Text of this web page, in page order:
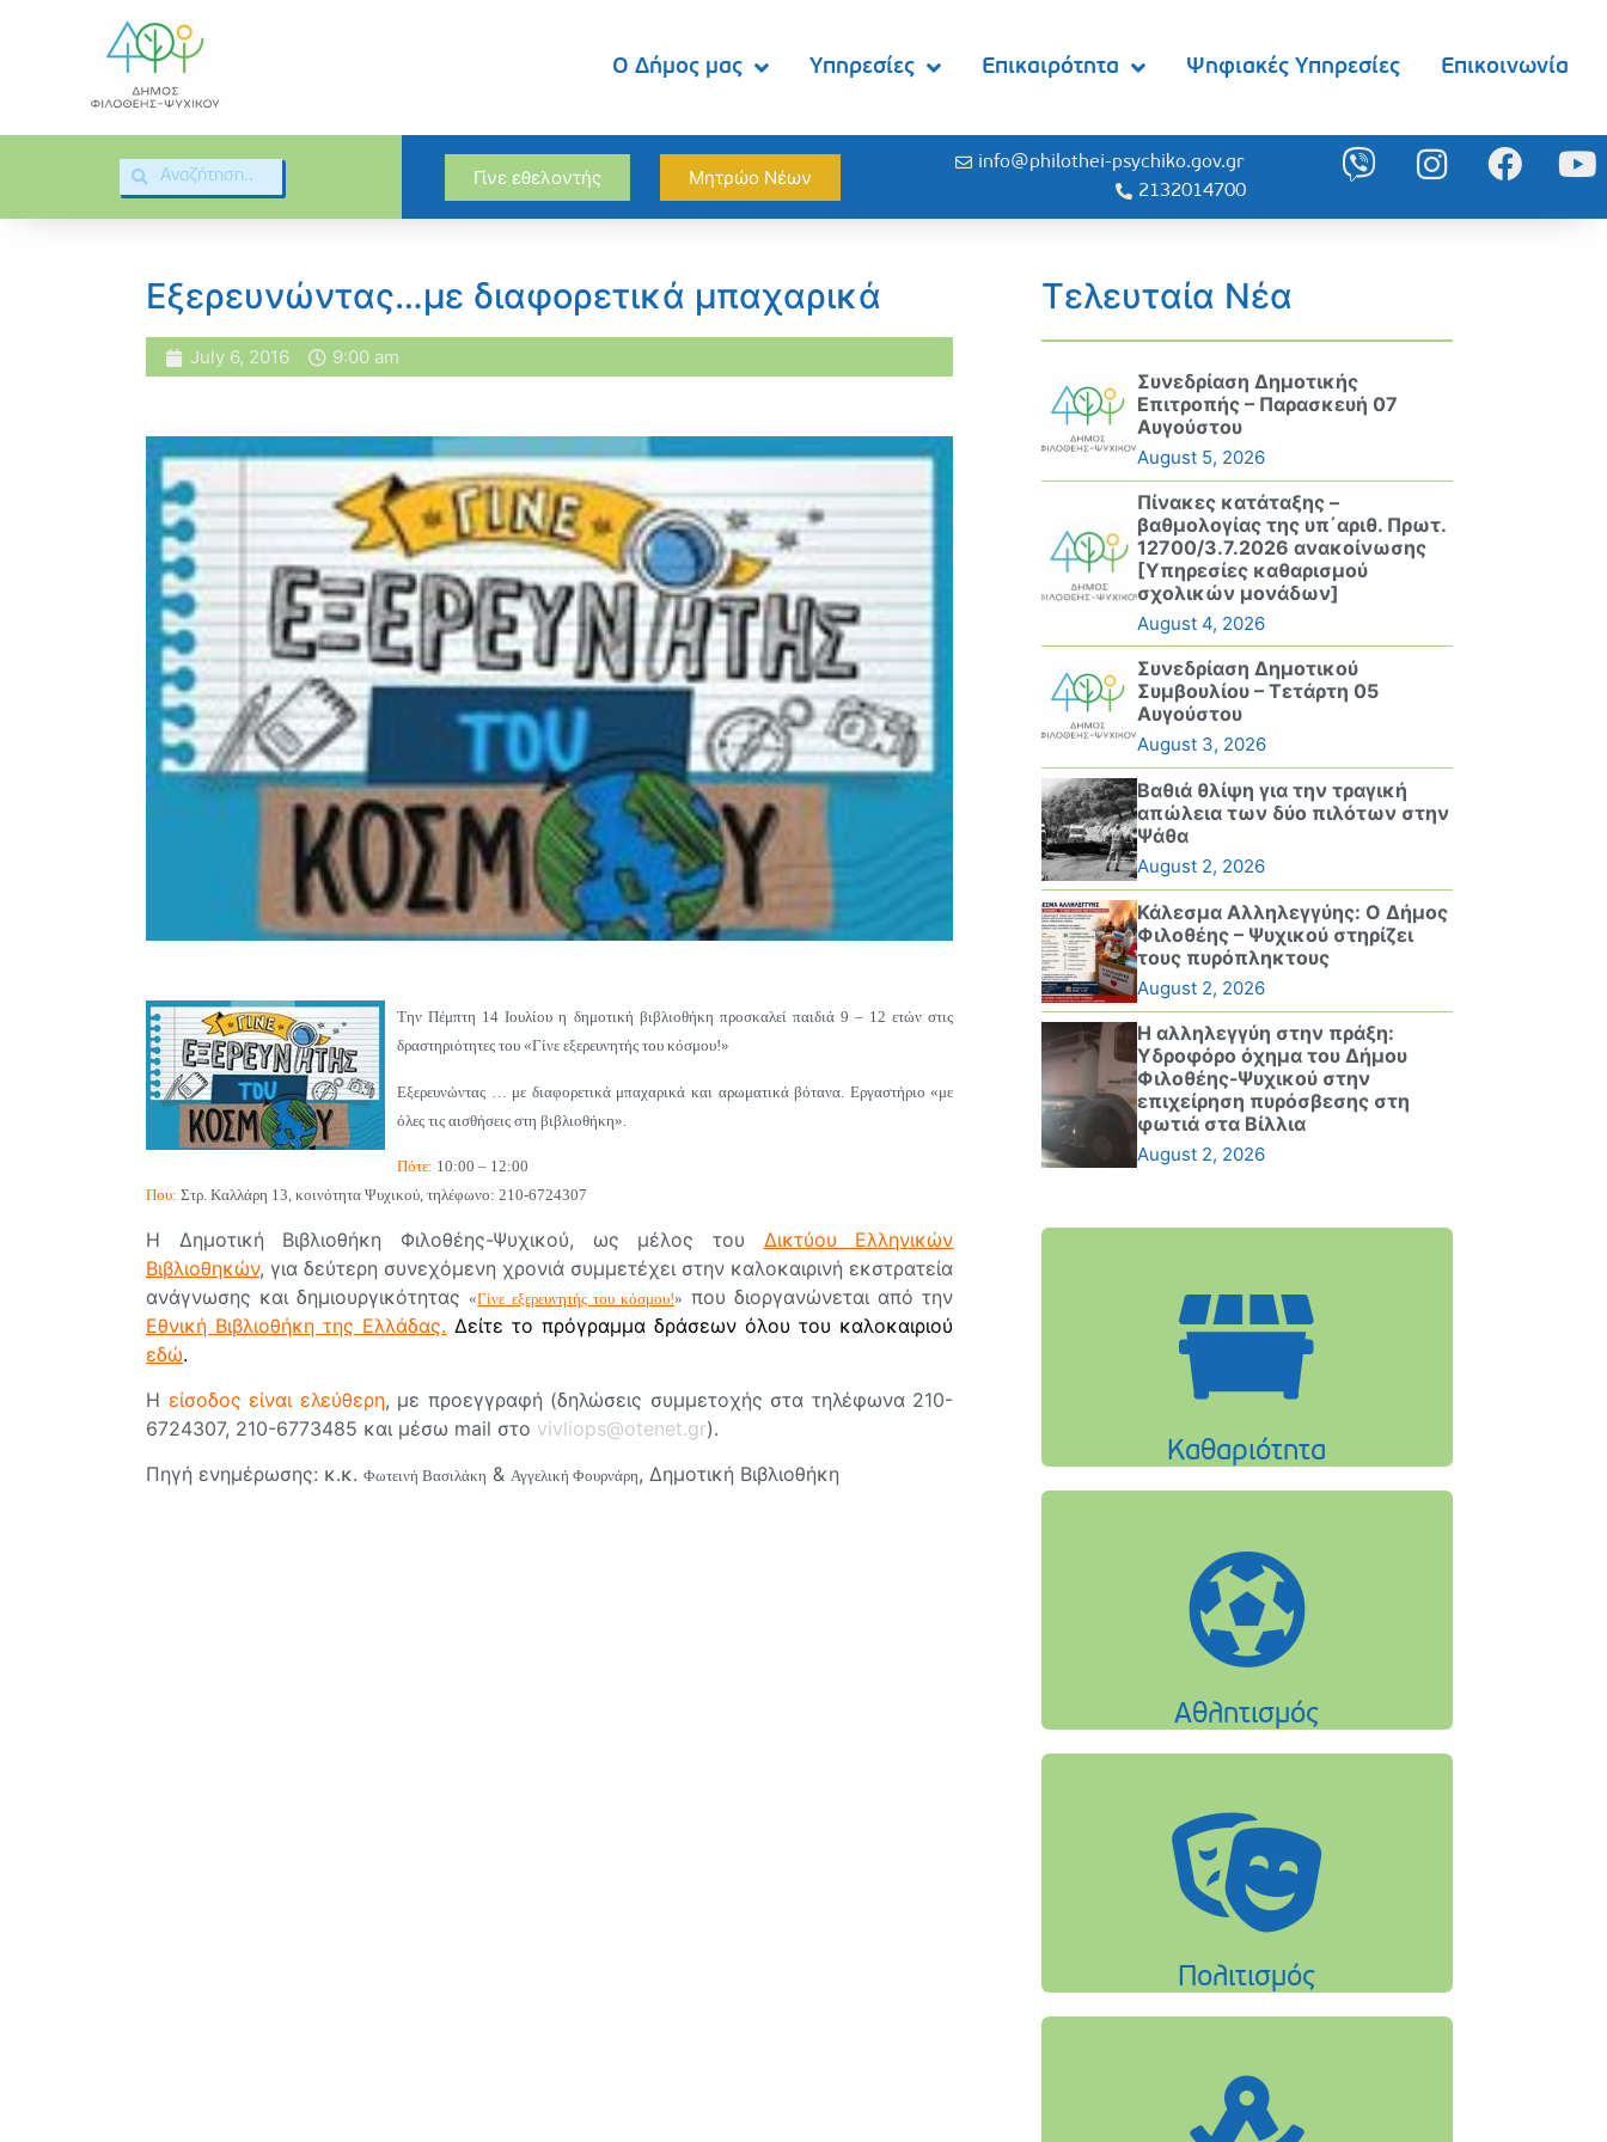
Ο Δήμος μας Υπηρεσίες Επικαιρότητα Ψηφιακές Υπηρεσίες Επικοινωνία
Γίνε εθελοντής Μητρώο Νέων
info@philothei-psychiko.gov.gr
2132014700
Εξερευνώντας…με διαφορετικά μπαχαρικά
July 6, 2016 9:00 am
Την Πέμπτη 14 Ιουλίου η δημοτική βιβλιοθήκη προσκαλεί παιδιά 9 – 12 ετών στις
δραστηριότητες του «Γίνε εξερευνητής του κόσμου!»
Εξερευνώντας … με διαφορετικά μπαχαρικά και αρωματικά βότανα. Εργαστήριο «με
όλες τις αισθήσεις στη βιβλιοθήκη».
Πότε: 10:00 – 12:00
Που: Στρ. Καλλάρη 13, κοινότητα Ψυχικού, τηλέφωνο: 210-6724307
Η Δημοτική Βιβλιοθήκη Φιλοθέης-Ψυχικού, ως μέλος του Δικτύου Ελληνικών
Βιβλιοθηκών, για δεύτερη συνεχόμενη χρονιά συμμετέχει στην καλοκαιρινή εκστρατεία
ανάγνωσης και δημιουργικότητας«Γίνε εξερευνητής του κόσμου!» που διοργανώνεται από την
Εθνική Βιβλιοθήκη της Ελλάδας. Δείτε το πρόγραμμα δράσεων όλου του καλοκαιριού
εδώ.
Η είσοδος είναι ελεύθερη, με προεγγραφή (δηλώσεις συμμετοχής στα τηλέφωνα 210-
6724307, 210-6773485 και μέσω mail στο vivliops@otenet.gr).
Πηγή ενημέρωσης: κ.κ. Φωτεινή Βασιλάκη & Αγγελική Φουρνάρη, Δημοτική Βιβλιοθήκη
Τελευταία Νέα
Συνεδρίαση Δημοτικής
Επιτροπής – Παρασκευή 07
Αυγούστου
August 5, 2026
Πίνακες κατάταξης –
βαθμολογίας της υπ΄αριθ. Πρωτ.
12700/3.7.2026 ανακοίνωσης
[Υπηρεσίες καθαρισμού
σχολικών μονάδων]
August 4, 2026
Συνεδρίαση Δημοτικού
Συμβουλίου – Τετάρτη 05
Αυγούστου
August 3, 2026
Βαθιά θλίψη για την τραγική
απώλεια των δύο πιλότων στην
Ψάθα
August 2, 2026
Κάλεσμα Αλληλεγγύης: Ο Δήμος
Φιλοθέης – Ψυχικού στηρίζει
τους πυρόπληκτους
August 2, 2026
Η αλληλεγγύη στην πράξη:
Υδροφόρο όχημα του Δήμου
Φιλοθέης-Ψυχικού στην
επιχείρηση πυρόσβεσης στη
φωτιά στα Βίλλια
August 2, 2026